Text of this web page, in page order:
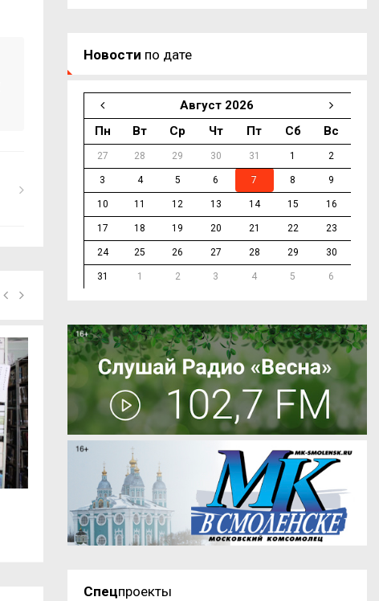
В Смоленской области по указу
Президента...
В Тёмкинском
ДТП,...
Новости по дате
Август 2026
Пн
Вт Ср Чт Пт Сб Вс
27 28 29 30 31 1 2
3 4 5 6 7 8 9
10 11 12 13 14 15 16
17 18 19 20 21 22 23
24 25 26 27 28 29 30
31 1 2 3 4 5 6
Спецпроекты